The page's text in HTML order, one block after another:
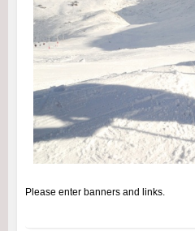
Please enter banners and links.